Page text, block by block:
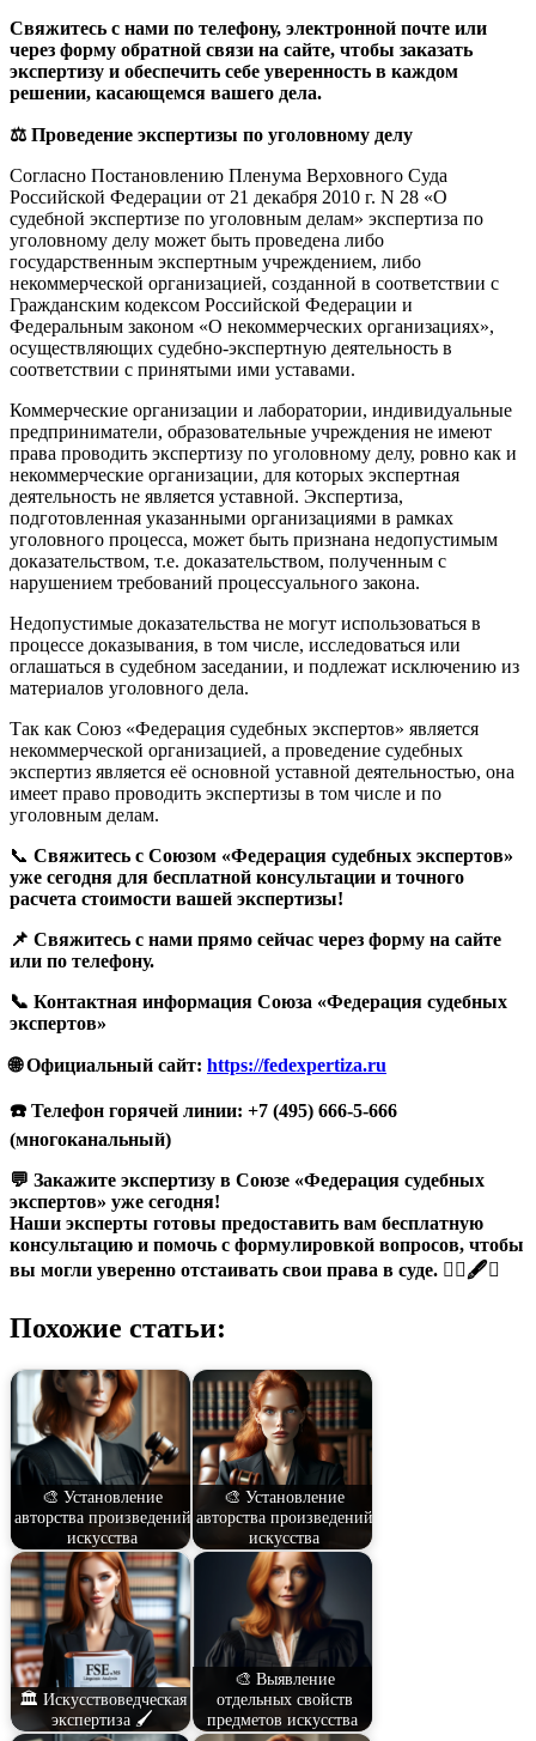
Свяжитесь с нами по телефону, электронной почте или
через форму обратной связи на сайте, чтобы заказать
экспертизу и обеспечить себе уверенность в каждом
решении, касающемся вашего дела.
⚖️ Проведение экспертизы по уголовному делу
Согласно Постановлению Пленума Верховного Суда
Российской Федерации от 21 декабря 2010 г. N 28 «О
судебной экспертизе по уголовным делам» экспертиза по
уголовному делу может быть проведена либо
государственным экспертным учреждением, либо
некоммерческой организацией, созданной в соответствии с
Гражданским кодексом Российской Федерации и
Федеральным законом «О некоммерческих организациях»,
осуществляющих судебно-экспертную деятельность в
соответствии с принятыми ими уставами.
Коммерческие организации и лаборатории, индивидуальные
предприниматели, образовательные учреждения не имеют
права проводить экспертизу по уголовному делу, ровно как и
некоммерческие организации, для которых экспертная
деятельность не является уставной. Экспертиза,
подготовленная указанными организациями в рамках
уголовного процесса, может быть признана недопустимым
доказательством, т.е. доказательством, полученным с
нарушением требований процессуального закона.
Недопустимые доказательства не могут использоваться в
процессе доказывания, в том числе, исследоваться или
оглашаться в судебном заседании, и подлежат исключению из
материалов уголовного дела.
Так как Союз «Федерация судебных экспертов» является
некоммерческой организацией, а проведение судебных
экспертиз является её основной уставной деятельностью, она
имеет право проводить экспертизы в том числе и по
уголовным делам.
📞 Свяжитесь с Союзом «Федерация судебных экспертов»
уже сегодня для бесплатной консультации и точного
расчета стоимости вашей экспертизы!
📌 Свяжитесь с нами прямо сейчас через форму на сайте
или по телефону.
📞 Контактная информация Союза «Федерация судебных
экспертов»
🌐 Официальный сайт: https://fedexpertiza.ru
☎️ Телефон горячей линии: +7 (495) 666-5-666
(многоканальный)
💬 Закажите экспертизу в Союзе «Федерация судебных
экспертов» уже сегодня!
Наши эксперты готовы предоставить вам бесплатную
консультацию и помочь с формулировкой вопросов, чтобы
вы могли уверенно отстаивать свои права в суде. 🧑‍⚖️🖋️✅
Похожие статьи:
🎨 Установление
авторства произведений
искусства
🎨 Установление
авторства произведений
искусства
🏛️ Искусствоведческая
экспертиза 🖌️
🎨 Выявление
отдельных свойств
предметов искусства